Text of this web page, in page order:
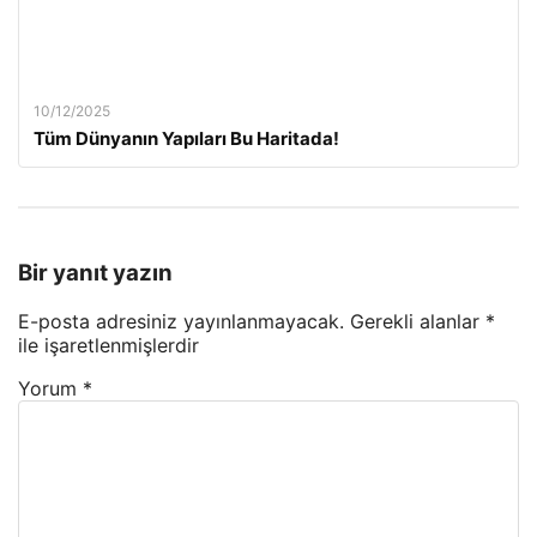
10/12/2025
Tüm Dünyanın Yapıları Bu Haritada!
Bir yanıt yazın
E-posta adresiniz yayınlanmayacak. Gerekli alanlar *
ile işaretlenmişlerdir
Yorum *